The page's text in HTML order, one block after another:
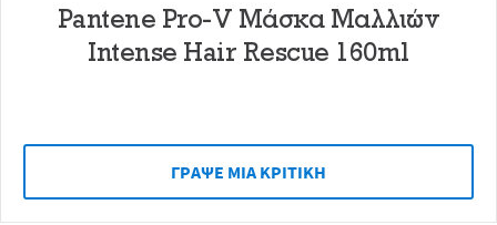
Pantene Pro-V Μάσκα Μαλλιών
Intense Hair Rescue 160ml
ΓΡAΨΕ ΜIΑ ΚΡΙΤΙΚH